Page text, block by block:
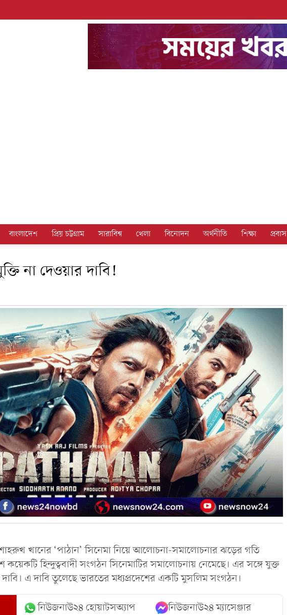
বাংলাদেশ প্রিয় চট্টগ্রাম সারাবিশ্ব খেলা বিনোদন অর্থনীতি শিক্ষা প্রবাস
না দেওয়ার দাবি!
খানের ‘পাঠান’ সিনেমা নিয়ে আলোচনা-সমালোচনার ঝড়ের গতি
কয়েকটি হিন্দুত্ববাদী সংগঠন সিনেমাটির সমালোচনায় নেমেছে। এর সঙ্গে যুক্ত
দাবি। এ দাবি তুলেছে ভারতের মধ্যপ্রদেশের একটি মুসলিম সংগঠন।
নিউজনাউ২৪ হোয়াটসঅ্যাপ নিউজনাউ২৪ ম্যাসেঞ্জার